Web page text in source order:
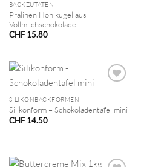
BACKZUTATEN
Pralinen Hohlkugel aus
Vollmilchschokolade
CHF15.80
SILIKONBACKFORMEN
Silikonform – Schokoladentafel mini
CHF14.50